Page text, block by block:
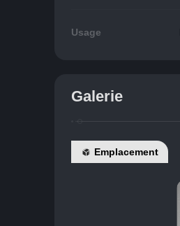
Usage
Galerie
Emplacement